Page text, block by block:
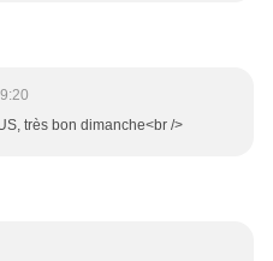
très bon dimanche<br />